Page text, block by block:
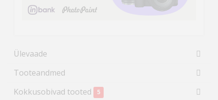
Ülevaade
Tooteandmed
Kokkusobivad tooted
5